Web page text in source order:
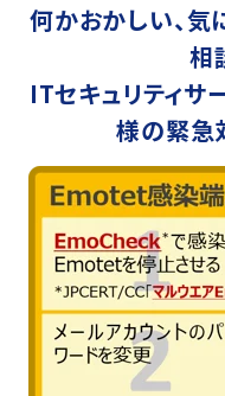
何かおかしい、気
相
ITセキュリティ
様の緊急